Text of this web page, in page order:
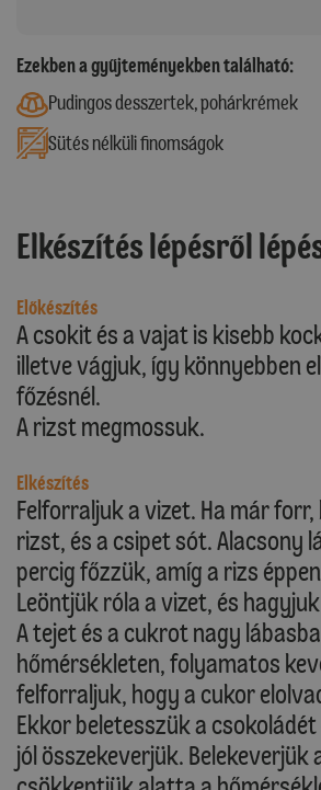
Ezekben a gyűjteményekben található:
Pudingos desszertek, pohárkrémek
Sütés nélküli finomságok
Elkészítés lépésről
Előkészítés
A csokit és a vajat is kisebb
illetve vágjuk, így könnyebben
főzésnél.
A rizst megmossuk.
Elkészítés
Felforraljuk a vizet. Ha már
rizst, és a csipet sót. Alacsony
percig főzzük, amíg a rizs
Leöntjük róla a vizet, és
A tejet és a cukrot nagy
hőmérsékleten, folyamatos
felforraljuk, hogy a cukor
Ekkor beletesszük a
jól összekeverjük. Belekeverjük